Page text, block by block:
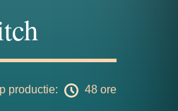
productie: 48 ore